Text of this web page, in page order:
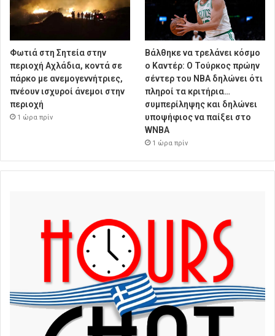
Φωτιά στη Σητεία στην
περιοχή Αχλάδια, κοντά σε
πάρκο με ανεμογεννήτριες,
πνέουν ισχυροί άνεμοι στην
περιοχή
1 ώρα πρίν
Βάλθηκε να τρελάνει κόσμο
ο Καντέρ: Ο Τούρκος πρώην
σέντερ του NBA δηλώνει ότι
πληροί τα κριτήρια…
συμπερίληψης και δηλώνει
υποψήφιος να παίξει στο
WNBA
1 ώρα πρίν